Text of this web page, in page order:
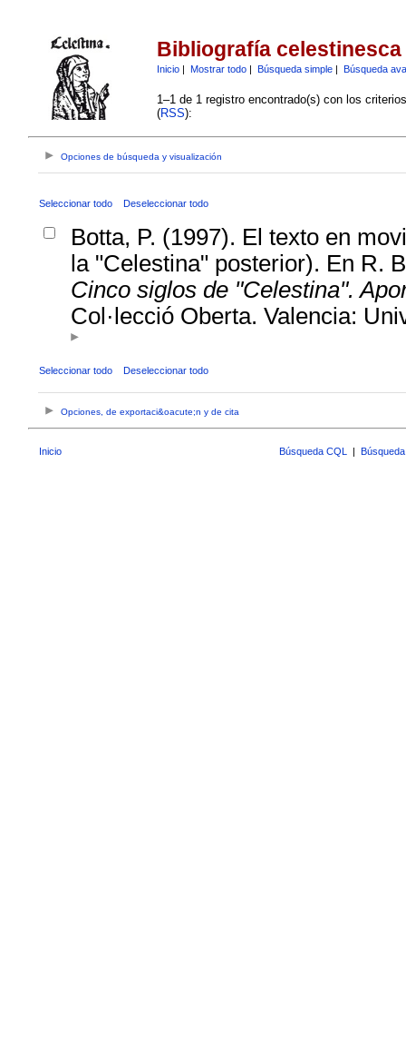
Bibliografía celestinesca
Inicio| Mostrar todo| Búsqueda simple| Búsqueda
1–1 de 1 registro encontrado(s) con los
(RSS):
Opciones de búsqueda y visualización
Seleccionar todo Deseleccionar todo
Botta, P. (1997). El texto en
la "Celestina" posterior). En R.
Cinco siglos de "Celestina".
Col·lecció Oberta. Valencia:
Seleccionar todo Deseleccionar todo
Opciones, de exportaci&oacute;n y de cita
Inicio Búsqueda CQL |